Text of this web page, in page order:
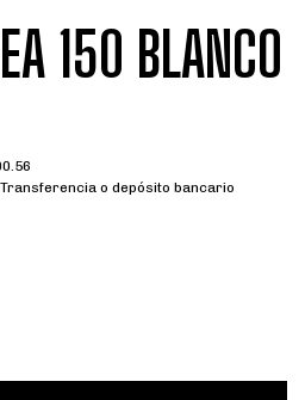
150 BLANCO
o depósito bancario